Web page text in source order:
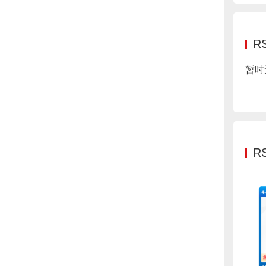
暂